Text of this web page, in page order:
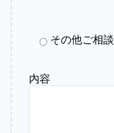
その他ご相談
内容